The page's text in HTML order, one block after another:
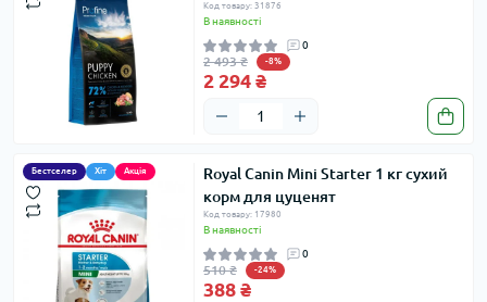
Код товару: 31876
В наявності
0
2 493 ₴ -8%
2 294 ₴
Бестселер Хіт Акція
Royal Сanin Mini Starter 1 кг сухий
корм для цуценят
Код товару: 17980
В наявності
0
510 ₴ -24%
388 ₴